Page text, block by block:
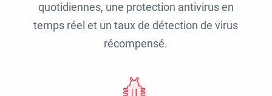
quotidiennes, une protection antivirus en
temps réel et un taux de détection de virus
récompensé.